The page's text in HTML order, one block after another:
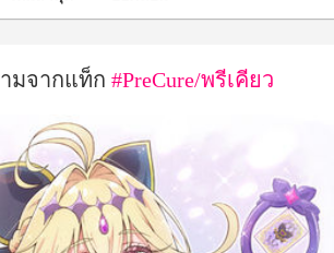
มจากแท็ก #PreCure/พรีเคียว